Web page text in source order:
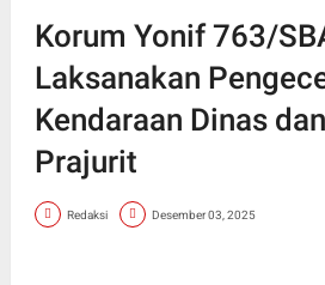
Korum Yonif 763/
Laksanakan
Kendaraan Dinas
Prajurit
Redaksi Desember 03, 2025